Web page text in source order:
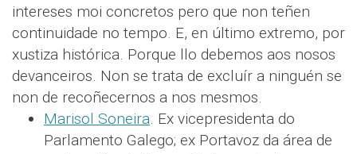
intereses moi concretos pero que non teñen
continuidade no tempo. E, en último extremo, por
xustiza histórica. Porque llo debemos aos nosos
devanceiros. Non se trata de excluír a ninguén se
non de recoñecernos a nos mesmos.
Marisol Soneira. Ex vicepresidenta do
Parlamento Galego; ex Portavoz da área de